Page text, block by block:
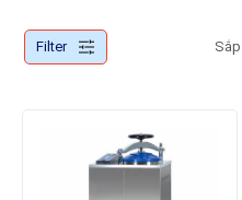
Filter